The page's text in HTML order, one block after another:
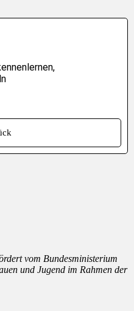
vom Bundesministerium
und Jugend im Rahmen der